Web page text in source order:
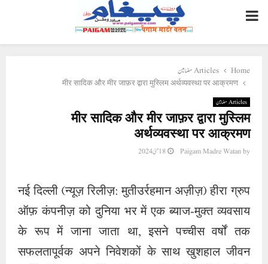
PRIMARY
MENU
Home
Articles مضامین
मीर सादिक और मीर जाफ़र द्वारा मुस्लिम अर्थव्यवस्था पर आक्रमण
Articles مضامین
मीर सादिक और मीर जाफ़र द्वारा मुस्लिम
अर्थव्यवस्था पर आक्रमण
by
Paigam Madre Watan 18 مئی 2024
नई दिल्ली (न्यूज़ रिलीज़: मुतीउर्रहमान अज़ीज़) हीरा ग्रुप
ऑफ़ कंपनीज़ को दुनिया भर में एक ब्याज-मुक्त व्यवसाय
के रूप में जाना जाता था, इसने पच्चीस वर्षों तक
सफलतापूर्वक अपने निवेशकों के साथ खुशहाल जीवन